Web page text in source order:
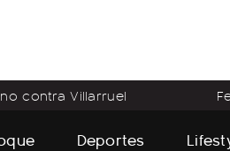
contra Villarruel
Deportes